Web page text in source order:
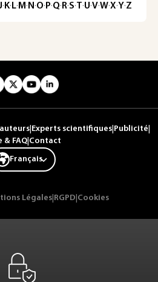
· K· L· M · N ·O· P·Q· R·S·T·U·V·W·X·Y·Z
Experts scientifiques Publicité
& FAQ| Contact
Français
Légales RGPD Cookies